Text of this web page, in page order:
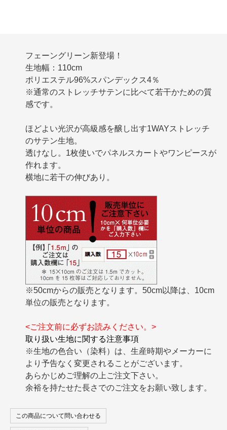
フェーングリーン新登場！
生地幅：110cm
ポリエステル96%スパンデックス4％
※通常のストレッチサテンに比べて若干かための質
感です。
ほどよい光沢が高級感を醸し出す1WAYストレッチ
のサテン生地。
透けなし。1枚使いでパネルスカートやワンピースが
作れます。
横地に若干の伸びあり。
※50cmからの販売となります。50cm以降は、10cm
単位の販売となります。
<ご注文前に必ずお読みください。>
取り扱い生地に関する注意事項
※生地の色合い（染料）は、生産時期やメーカーに
より予告なく変更されることがございます。
あらかじめご理解の上ご注文下さい。
余裕を持たせた長さでのご注文をお願い致します。
この商品について問い合わせる